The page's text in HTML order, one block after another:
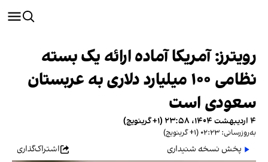
رویترز: آمریکا آماده ارائه یک بسته‌
نظامی ۱۰۰ میلیارد دلاری به عربستان
سعودی است
۴ اردیبهشت ۱۴۰۴، ۲۳:۵۸ (‎+۱ گرینویچ)
به‌روزرسانی: ۰۲:۲۳ (‎+۱ گرینویچ)
پخش نسخه شنیداری اشتراک‌گذاری